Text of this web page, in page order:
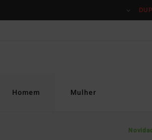
Homem Mulher